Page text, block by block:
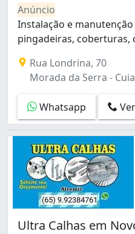
Cidade Alta (3)
Cristo Rei (1)
Despraiado (1)
Jardim Comodoro (1)
Jardim Cuiabá (1)
Jardim Florianópolis (1)
Jardim Leblon (1)
Jardim Mossoró (1)
Lixeira (4)
Morada da Serra (9)
Morada do Ouro (1)
Novo Horizonte (1)
Novo Paraíso (4)
Parque Atalaia (1)
Parque Cuiabá (2)
Anúncio
Instalação e
pingadeiras, coberturas,
Rua Londrina, 70
Morada da Serra -
Whatsapp
Ultra Calhas em